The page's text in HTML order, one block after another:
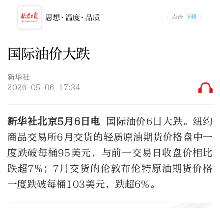
国际油价大跌
新华社
2026-05-06 17:34
新华社北京5月6日电 国际油价6日大跌。纽约
商品交易所6月交货的轻质原油期货价格盘中一
度跌破每桶95美元，与前一交易日收盘价相比
跌超7%；7月交货的伦敦布伦特原油期货价格
一度跌破每桶103美元，跌超6%。